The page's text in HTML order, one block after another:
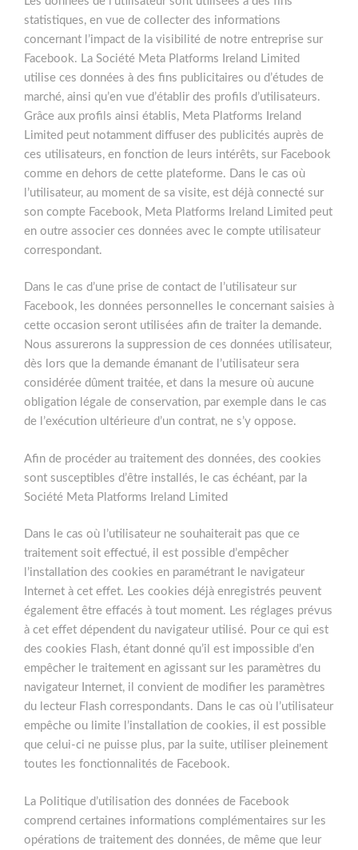
statistiques, en vue de collecter des informations
concernant l’impact de la visibilité de notre entreprise sur
Facebook. La Société Meta Platforms Ireland Limited
utilise ces données à des fins publicitaires ou d’études de
marché, ainsi qu’en vue d’établir des profils d’utilisateurs.
Grâce aux profils ainsi établis, Meta Platforms Ireland
Limited peut notamment diffuser des publicités auprès de
ces utilisateurs, en fonction de leurs intérêts, sur Facebook
comme en dehors de cette plateforme. Dans le cas où
l’utilisateur, au moment de sa visite, est déjà connecté sur
son compte Facebook, Meta Platforms Ireland Limited peut
en outre associer ces données avec le compte utilisateur
correspondant.
Dans le cas d’une prise de contact de l’utilisateur sur
Facebook, les données personnelles le concernant saisies à
cette occasion seront utilisées afin de traiter la demande.
Nous assurerons la suppression de ces données utilisateur,
dès lors que la demande émanant de l’utilisateur sera
considérée dûment traitée, et dans la mesure où aucune
obligation légale de conservation, par exemple dans le cas
de l’exécution ultérieure d’un contrat, ne s’y oppose.
Afin de procéder au traitement des données, des cookies
sont susceptibles d’être installés, le cas échéant, par la
Société Meta Platforms Ireland Limited
Dans le cas où l’utilisateur ne souhaiterait pas que ce
traitement soit effectué, il est possible d’empêcher
l’installation des cookies en paramétrant le navigateur
Internet à cet effet. Les cookies déjà enregistrés peuvent
également être effacés à tout moment. Les réglages prévus
à cet effet dépendent du navigateur utilisé. Pour ce qui est
des cookies Flash, étant donné qu’il est impossible d’en
empêcher le traitement en agissant sur les paramètres du
navigateur Internet, il convient de modifier les paramètres
du lecteur Flash correspondants. Dans le cas où l’utilisateur
empêche ou limite l’installation de cookies, il est possible
que celui-ci ne puisse plus, par la suite, utiliser pleinement
toutes les fonctionnalités de Facebook.
La Politique d’utilisation des données de Facebook
comprend certaines informations complémentaires sur les
opérations de traitement des données, de même que leur